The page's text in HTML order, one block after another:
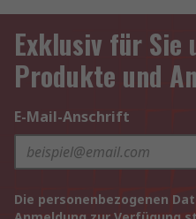
Exklusiv für Sie
Produkte und
E-Mail-Anschrift
Die personenbezogenen